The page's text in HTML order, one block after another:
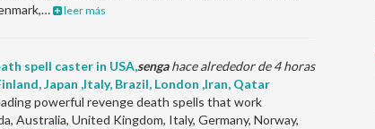
leer más
sengahace alrededor de 4 horas
spell caster in USA,
Japan ,Italy, Brazil, London ,Iran, Qatar
powerful revenge death spells that work
Australia, United Kingdom, Italy, Germany, Norway,